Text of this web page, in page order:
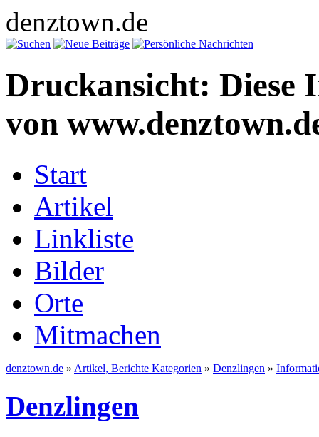
denztown.de
Druckansicht: Diese
von
Start
Artikel
Linkliste
Bilder
Orte
Mitmachen
denztown.de » Artikel, Berichte Kategorien » Denzlingen »
Denzlingen